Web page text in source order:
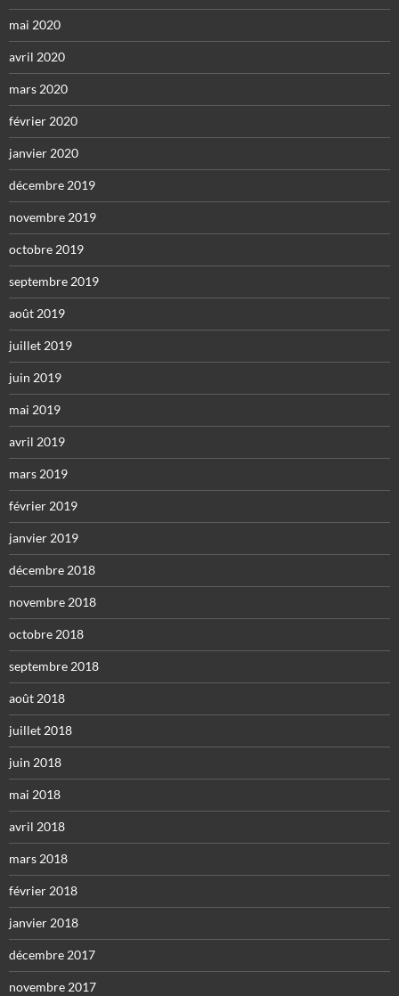
mai 2020
avril 2020
mars 2020
février 2020
janvier 2020
décembre 2019
novembre 2019
octobre 2019
septembre 2019
août 2019
juillet 2019
juin 2019
mai 2019
avril 2019
mars 2019
février 2019
janvier 2019
décembre 2018
novembre 2018
octobre 2018
septembre 2018
août 2018
juillet 2018
juin 2018
mai 2018
avril 2018
mars 2018
février 2018
janvier 2018
décembre 2017
novembre 2017